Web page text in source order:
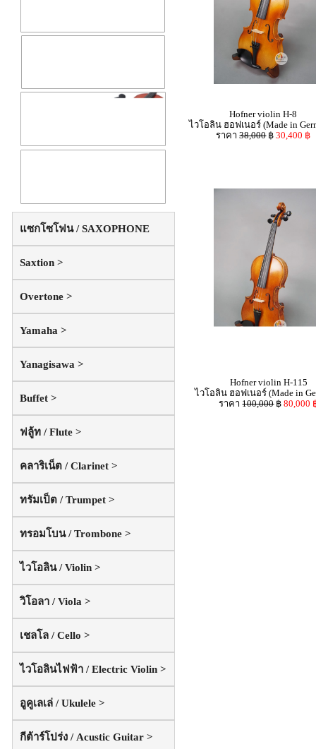
แซกโซโฟน / SAXOPHONE
Saxtion >
Overtone >
Yamaha >
Yanagisawa >
Buffet >
ฟลู้ท / Flute >
คลาริเน็ต / Clarinet >
ทรัมเป็ต / Trumpet >
ทรอมโบน / Trombone >
ไวโอลิน / Violin >
วิโอลา / Viola >
เชลโล / Cello >
ไวโอลินไฟฟ้า / Electric Violin >
อูคูเลเล่ / Ukulele >
กีต้าร์โปร่ง / Acustic Guitar >